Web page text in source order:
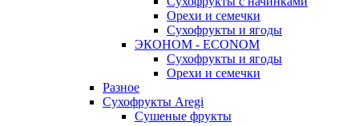
Орехи и семечки
Сухофрукты и ягоды
ЭКОНОМ - ECONOM
Сухофрукты и ягоды
Орехи и семечки
Разное
Сухофрукты Aregi
Сушеные фрукты